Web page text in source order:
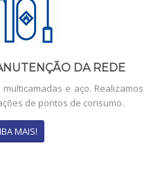
DA REDE
e aço. Realizamos
de pontos de consumo.
MAIS!